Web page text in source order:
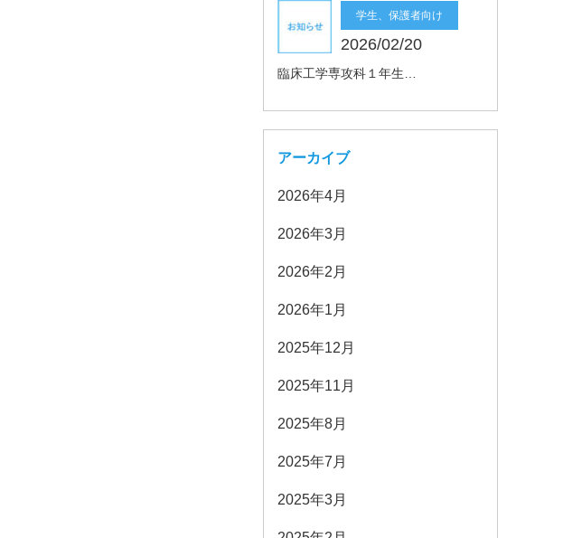
学生、保護者向け
2026/02/20
臨床工学専攻科１年生…
アーカイブ
2026年4月
2026年3月
2026年2月
2026年1月
2025年12月
2025年11月
2025年8月
2025年7月
2025年3月